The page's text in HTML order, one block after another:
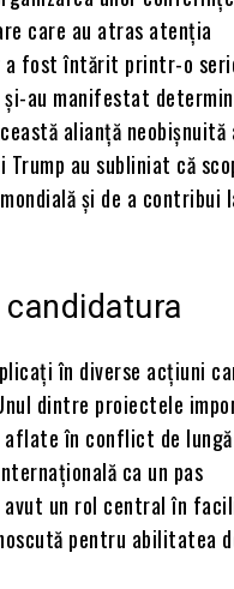
care au atras atenția
fost întărit printr-o
au manifestat
alianță
au subliniat că
și de a contribui
în diverse acțiuni
dintre proiectele
în conflict de
ca un pas
un rol central în
pentru abilitatea